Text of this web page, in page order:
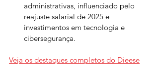
administrativas, influenciado pelo
reajuste salarial de 2025 e
investimentos em tecnologia e
cibersegurança.
Veja os destaques completos do Dieese